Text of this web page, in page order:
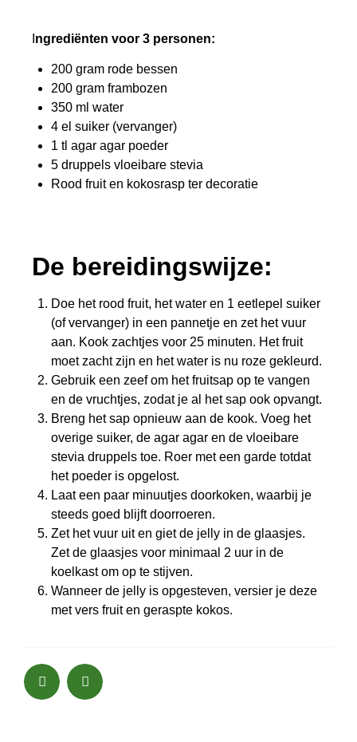
ngrediënten voor 3 personen:
200 gram rode bessen
200 gram frambozen
350 ml water
4 el suiker (vervanger)
1 tl agar agar poeder
5 druppels vloeibare stevia
Rood fruit en kokosrasp ter decoratie
De bereidingswijze:
Doe het rood fruit, het water en 1 eetlepel suiker
(of vervanger) in een pannetje en zet het vuur
aan. Kook zachtjes voor 25 minuten. Het fruit
moet zacht zijn en het water is nu roze gekleurd.
Gebruik een zeef om het fruitsap op te vangen
en de vruchtjes, zodat je al het sap ook opvangt.
Breng het sap opnieuw aan de kook. Voeg het
overige suiker, de agar agar en de vloeibare
stevia druppels toe. Roer met een garde totdat
het poeder is opgelost.
Laat een paar minuutjes doorkoken, waarbij je
steeds goed blijft doorroeren.
Zet het vuur uit en giet de jelly in de glaasjes.
Zet de glaasjes voor minimaal 2 uur in de
koelkast om op te stijven.
Wanneer de jelly is opgesteven, versier je deze
met vers fruit en geraspte kokos.